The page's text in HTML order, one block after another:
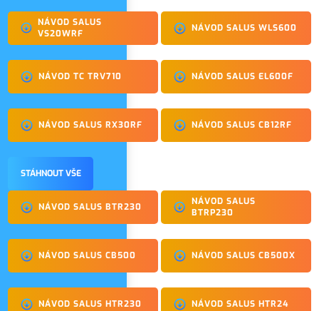
NÁVOD SALUS
VS20WRF
NÁVOD SALUS WLS600
NÁVOD TC TRV710 NÁVOD SALUS EL600F
NÁVOD SALUS RX30RF NÁVOD SALUS CB12RF
STÁHNOUT VŠE
NÁVOD SALUS BTR230
NÁVOD SALUS
BTRP230
NÁVOD SALUS CB500 NÁVOD SALUS CB500X
NÁVOD SALUS HTR230 NÁVOD SALUS HTR24